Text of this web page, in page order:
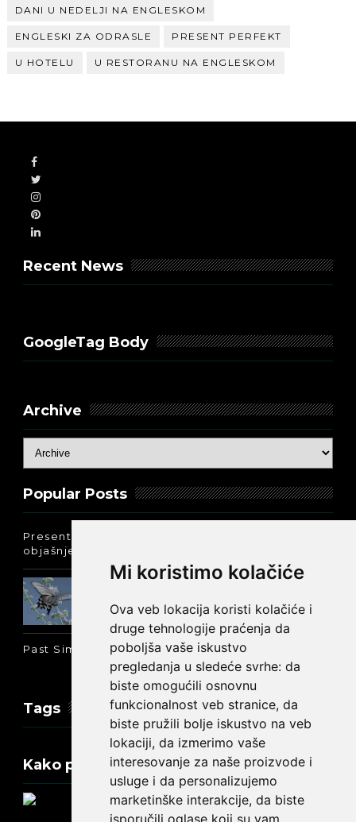
Mi koristimo kolačiće
Ova veb lokacija koristi kolačiće i
druge tehnologije praćenja da
poboljša vaše iskustvo
pregledanja u sledeće svrhe: da
biste omogućili osnovnu
funkcionalnost veb stranice, da
biste pružili bolje iskustvo na veb
lokaciji, da izmerimo vaše
interesovanje za naše proizvode i
usluge i da personalizujemo
marketinške interakcije, da biste
isporučili oglase koji su vam
DANI U NEDELJI NA ENGLESKOM
ENGLESKI ZA ODRASLE PRESENT PERFEKT
U HOTELU U RESTORANU NA ENGLESKOM
Recent News
GoogleTag Body
Archive
Popular Posts
Present Perfect Simple - najjednostavnije
objašnjenje :-)
Past Simple i Past Continuous - razlika
Tags
Kako promeniti tekst na engleskom?